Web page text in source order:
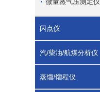
闪点仪
汽/柴油/航煤分析仪
蒸馏/馏程仪